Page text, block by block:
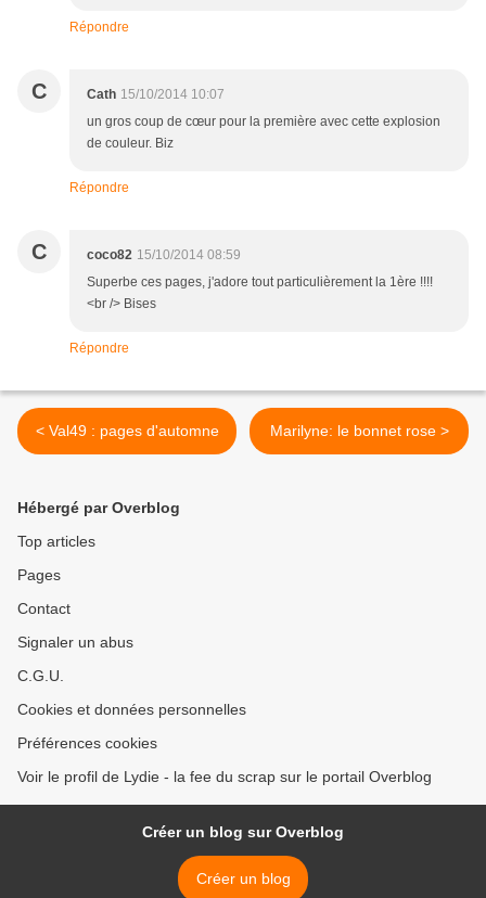
Répondre
C Cath 15/10/2014 10:07
un gros coup de cœur pour la première avec cette explosion
de couleur. Biz
Répondre
C coco82 15/10/2014 08:59
Superbe ces pages, j'adore tout particulièrement la 1ère !!!!
<br /> Bises
Répondre
< Val49 : pages d'automne Marilyne: le bonnet rose >
Hébergé par Overblog
Top articles
Pages
Contact
Signaler un abus
C.G.U.
Cookies et données personnelles
Préférences cookies
Voir le profil de Lydie - la fee du scrap sur le portail Overblog
Créer un blog sur Overblog
Créer un blog